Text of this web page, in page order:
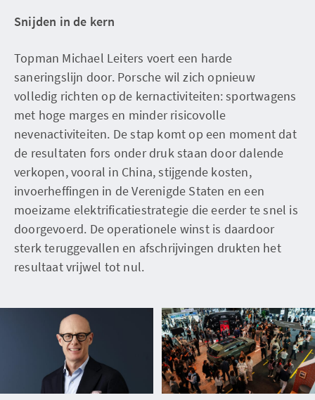
Snijden in de kern
Topman Michael Leiters voert een harde
saneringslijn door. Porsche wil zich opnieuw
volledig richten op de kernactiviteiten: sportwagens
met hoge marges en minder risicovolle
nevenactiviteiten. De stap komt op een moment dat
de resultaten fors onder druk staan door dalende
verkopen, vooral in China, stijgende kosten,
invoerheffingen in de Verenigde Staten en een
moeizame elektrificatiestrategie die eerder te snel is
doorgevoerd. De operationele winst is daardoor
sterk teruggevallen en afschrijvingen drukten het
resultaat vrijwel tot nul.